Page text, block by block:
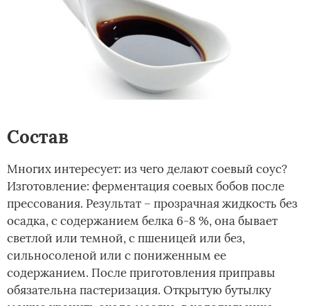
Состав­
Многих интересует: из чего делают соевый соус?
Изготовление: ферментация соевых бобов после
прессования. Результат – прозрачная жидкость без
осадка, с содержанием белка 6-8 %, она бывает
светлой или темной, с пшеницей или без,
сильносоленой или с пониженным ее
содержанием. После приготовления приправы
обязательна пастеризация. Открытую бутылку